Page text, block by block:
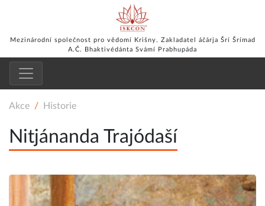
Mezinárodní společnost pro vědomí Krišny. Zakladatel áčárja Šrí Šrímad
A.Č. Bhaktivédánta Svámí Prabhupáda
Akce Historie
Nitjánanda Trajódaší